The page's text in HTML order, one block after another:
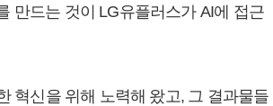
만드는 것이 LG유플러스가 AI에 접근
혁신을 위해 노력해 왔고, 그 결과물들